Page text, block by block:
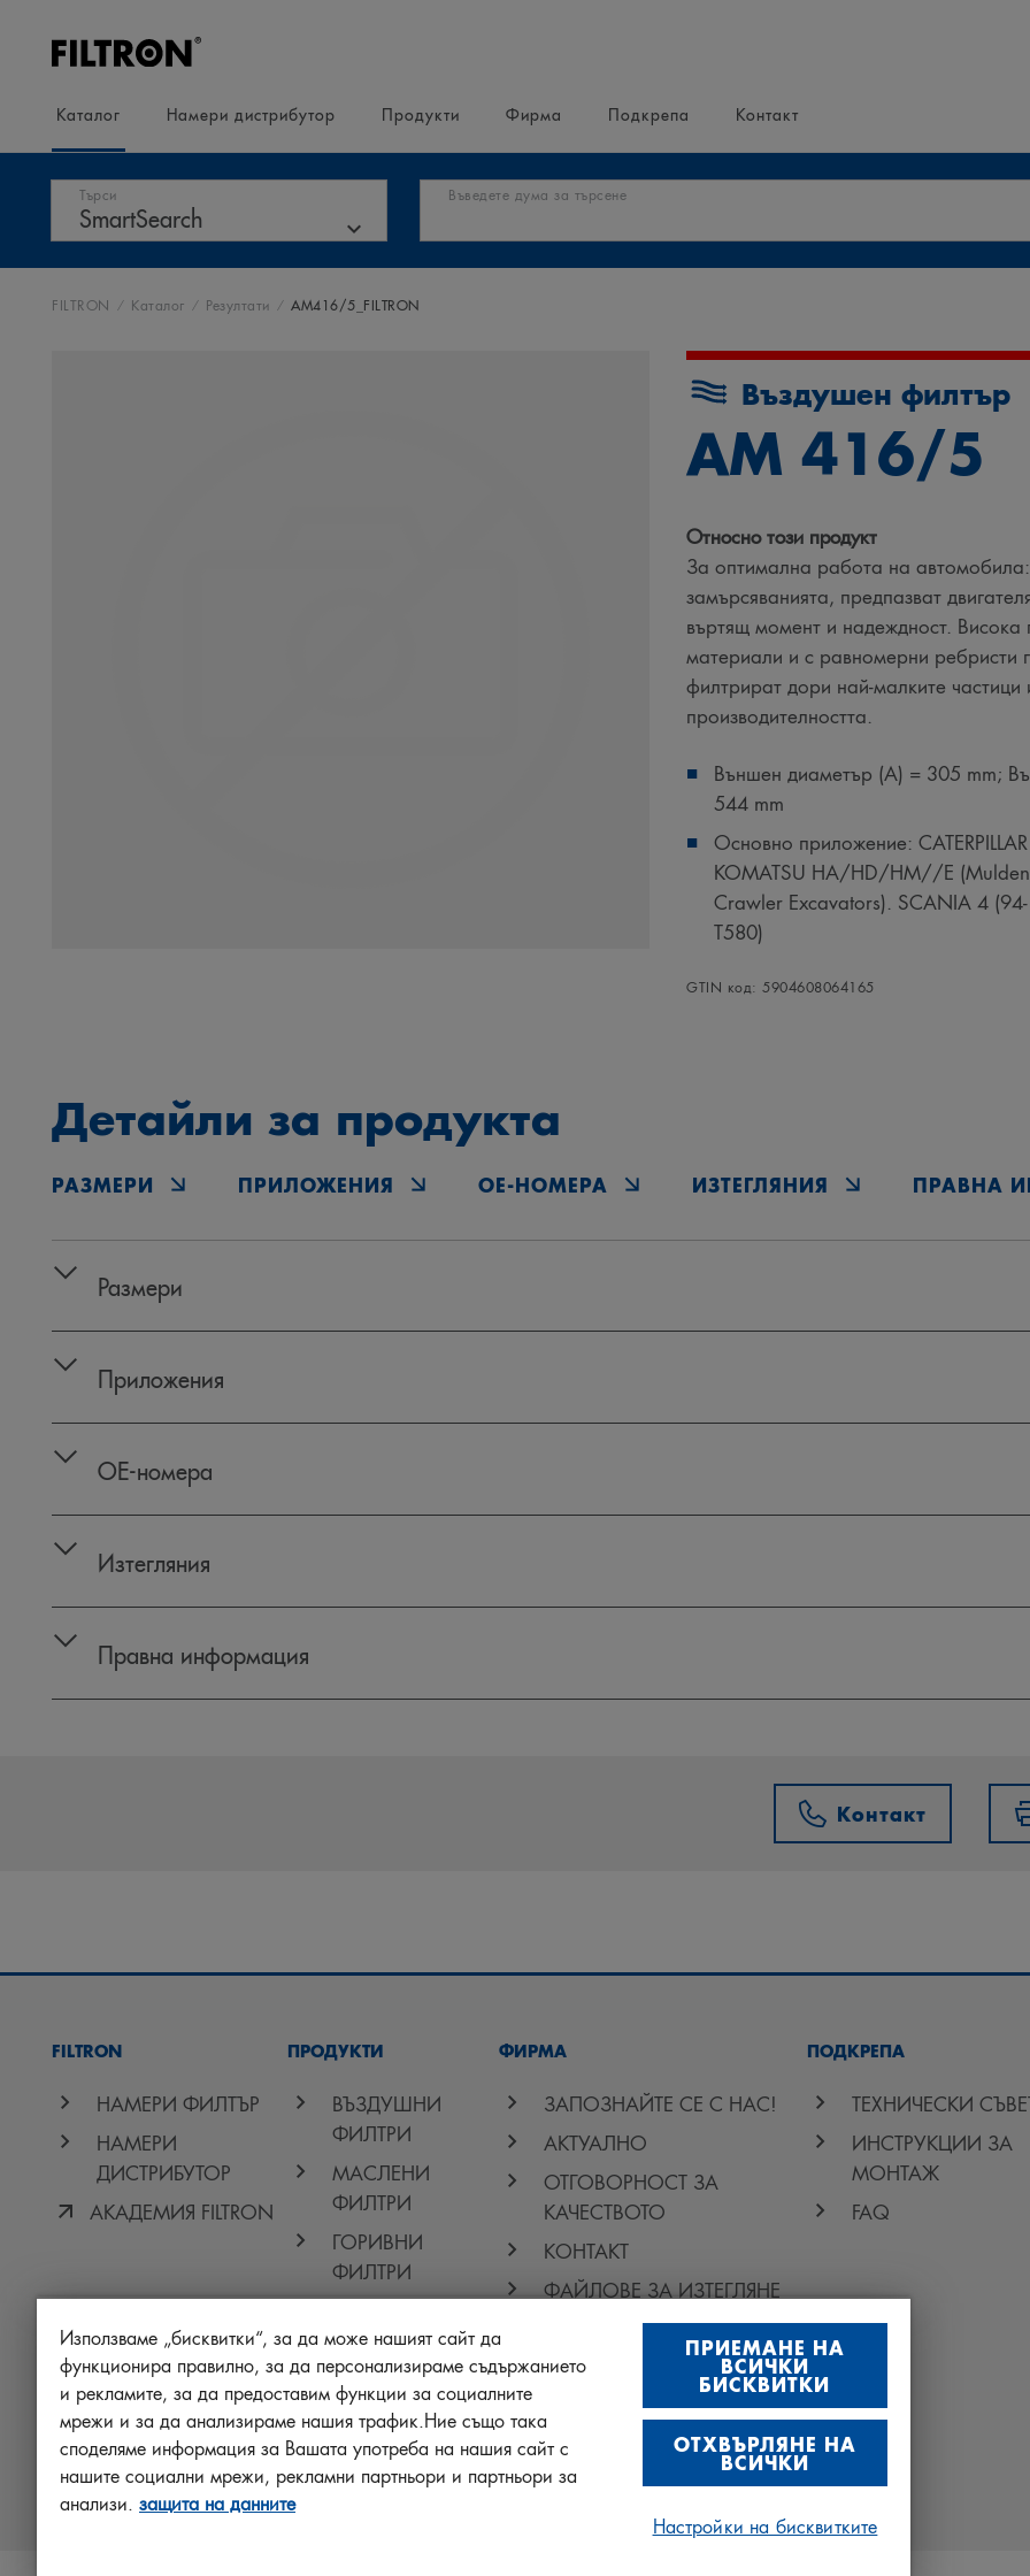
Каталог Намери дистрибутор Продукти Фирма Подкрепа Контакт
Търси Въведете дума за търсене
FILTRON Каталог Резултати AM416/5_FILTRON
Въздушен филтър
AM 416/5
Относно този продукт
За оптимална работа на
замърсяванията, предпазват
въртящ момент и надеждност. Висока
материали и с равномерни ребристи
филтрират дори най-малките
производителността.
Външен диаметър (A) = 305 mm;
544 mm
Основно приложение:
KOMATSU HA/HD/HM//E
Crawler Excavators). SCANIA 4
T580)
GTIN код: 5904608064165
Детайли за продукта
РАЗМЕРИ ПРИЛОЖЕНИЯ OE‑НОМЕРА ИЗТЕГЛЯНИЯ ПРАВНА
Размери
Приложения
OE‑номера
Изтегляния
Правна информация
Контакт
FILTRON
НАМЕРИ ФИЛТЪР
НАМЕРИ
ДИСТРИБУТОР
АКАДЕМИЯ FILTRON
ПРОДУКТИ
ВЪЗДУШНИ
ФИЛТРИ
МАСЛЕНИ
ФИЛТРИ
ГОРИВНИ
ФИЛТРИ
ДРУГИ ФИЛТРИ
PROTECT +
ФИРМА
ЗАПОЗНАЙТЕ СЕ С НАС!
АКТУАЛНО
ОТГОВОРНОСТ ЗА
КАЧЕСТВОТО
КОНТАКТ
ФАЙЛОВЕ ЗА ИЗТЕГЛЯНЕ
ПОДКРЕПА
ТЕХНИЧЕСКИ
ИНСТРУКЦИИ ЗА
МОНТАЖ
FAQ
Използваме „бисквитки“, за да може нашият сайт да
функционира правилно, за да персонализираме съдържанието
и рекламите, за да предоставим функции за социалните
мрежи и за да анализираме нашия трафик.Ние също така
споделяме информация за Вашата употреба на нашия сайт с
нашите социални мрежи, рекламни партньори и партньори за
анализи. защита на данните
ПРИЕМАНЕ НА
ВСИЧКИ
БИСКВИТКИ
ОТХВЪРЛЯНЕ НА
ВСИЧКИ
Настройки на бисквитките